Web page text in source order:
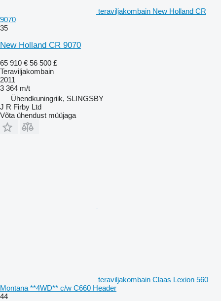
teraviljakombain New Holland CR
9070
35
New Holland CR 9070
65 910 € 56 500 £
Teraviljakombain
2011
3 364 m/t
Ühendkuningriik, SLINGSBY
J R Firby Ltd
Võta ühendust müüjaga
teraviljakombain Claas Lexion 560
Montana **4WD** c/w C660 Header
44